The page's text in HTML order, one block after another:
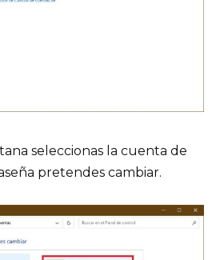
seleccionas la cuenta de
pretendes cambiar.